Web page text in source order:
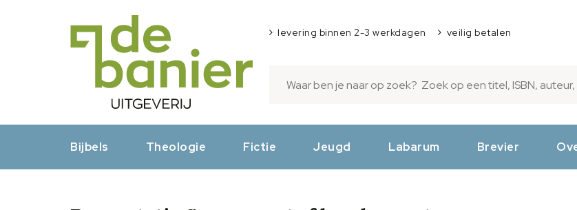
levering binnen 2-3 werkdagen veilig betalen
Bijbels Theologie Fictie Jeugd Labarum Brevier